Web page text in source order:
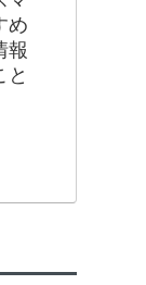
め
報
と